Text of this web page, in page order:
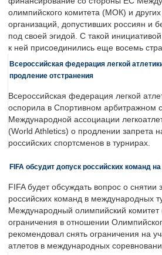
олимпийского комитета (МОК) и
организаций, допустивших россиян и
под своей эгидой. С такой
к ней присоединились еще восемь
Всероссийская федерация легкой
продление отстранения
Всероссийская федерация легкой
оспорила в Спортивном арбитражном
Международной ассоциации
(World Athletics) о продлении запрета
российских спортсменов в турнирах.
FIFA обсудит допуск российских команд
FIFA будет обсуждать вопрос о снятии
российских команд в международных
Международный олимпийский
ограничения в отношении
рекомендовал снять ограничения на
атлетов в международных